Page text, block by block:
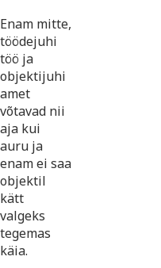
Enam mitte,
töödejuhi
töö ja
objektijuhi
amet
võtavad nii
aja kui
auru ja
enam ei saa
objektil
kätt
valgeks
tegemas
käia.